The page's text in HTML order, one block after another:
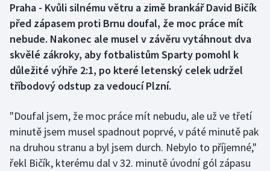
Boby a skeleton
Box
Curling
Florbal
Futsal
AZ kvíz
Praha - Kvůli silnému větru a zimě brankář David Bičík
před zápasem proti Brnu doufal, že moc práce mít
nebude. Nakonec ale musel v závěru vytáhnout dva
skvělé zákroky, aby fotbalistům Sparty pomohl k
důležité výhře 2:1, po které letenský celek udržel
tříbodový odstup za vedoucí Plzní.
"Doufal jsem, že moc práce mít nebudu, ale už ve třetí
minutě jsem musel spadnout poprvé, v páté minutě pak
na druhou stranu a byl jsem durch. Nebylo to příjemné,"
řekl Bičík, kterému dal v 32. minutě úvodní gól zápasu